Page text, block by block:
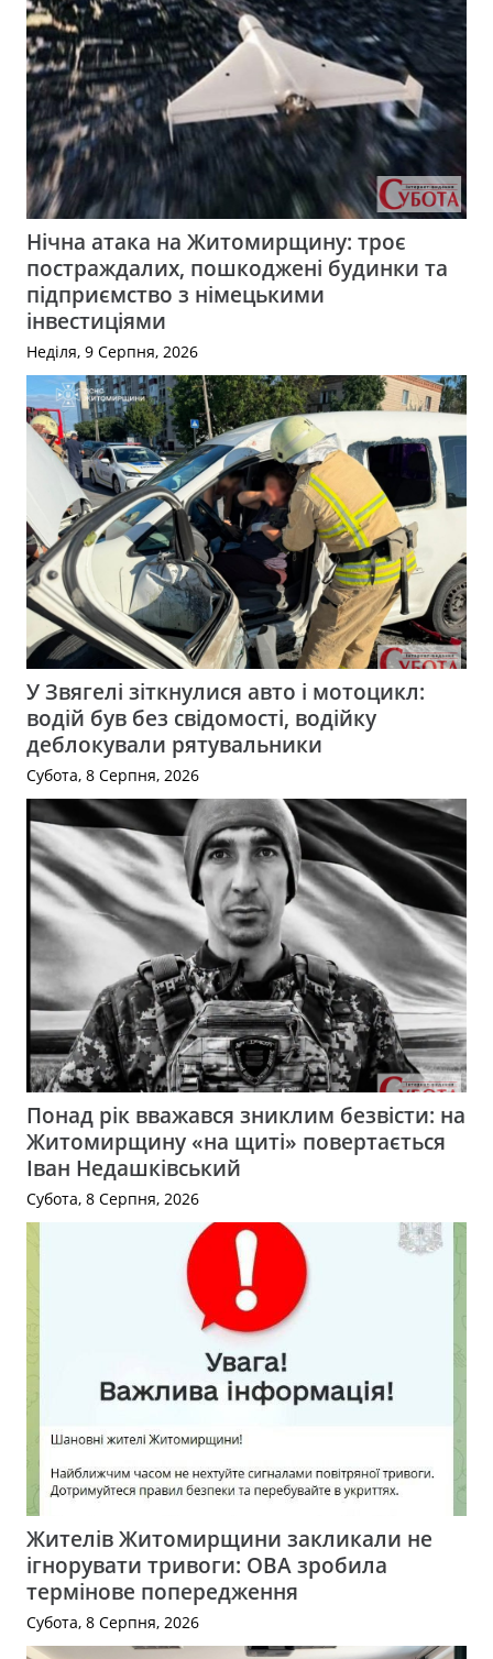
Нічна атака на Житомирщину: троє
постраждалих, пошкоджені будинки та
підприємство з німецькими
інвестиціями
Неділя, 9 Серпня, 2026
У Звягелі зіткнулися авто і мотоцикл:
водій був без свідомості, водійку
деблокували рятувальники
Субота, 8 Серпня, 2026
Понад рік вважався зниклим безвісти: на
Житомирщину «на щиті» повертається
Іван Недашківський
Субота, 8 Серпня, 2026
Жителів Житомирщини закликали не
ігнорувати тривоги: ОВА зробила
термінове попередження
Субота, 8 Серпня, 2026